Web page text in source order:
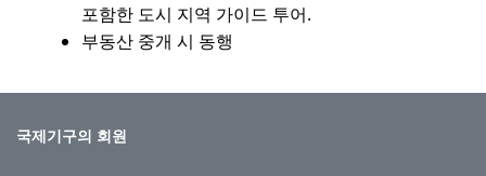
포함한 도시 지역 가이드 투어.
부동산 중개 시 동행
국제기구의 회원